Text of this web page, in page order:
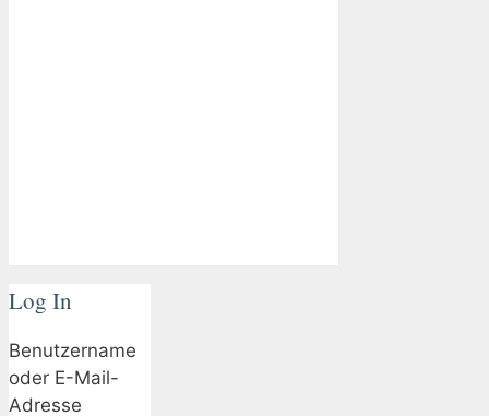
Log In
Benutzername
oder E-Mail-
Adresse